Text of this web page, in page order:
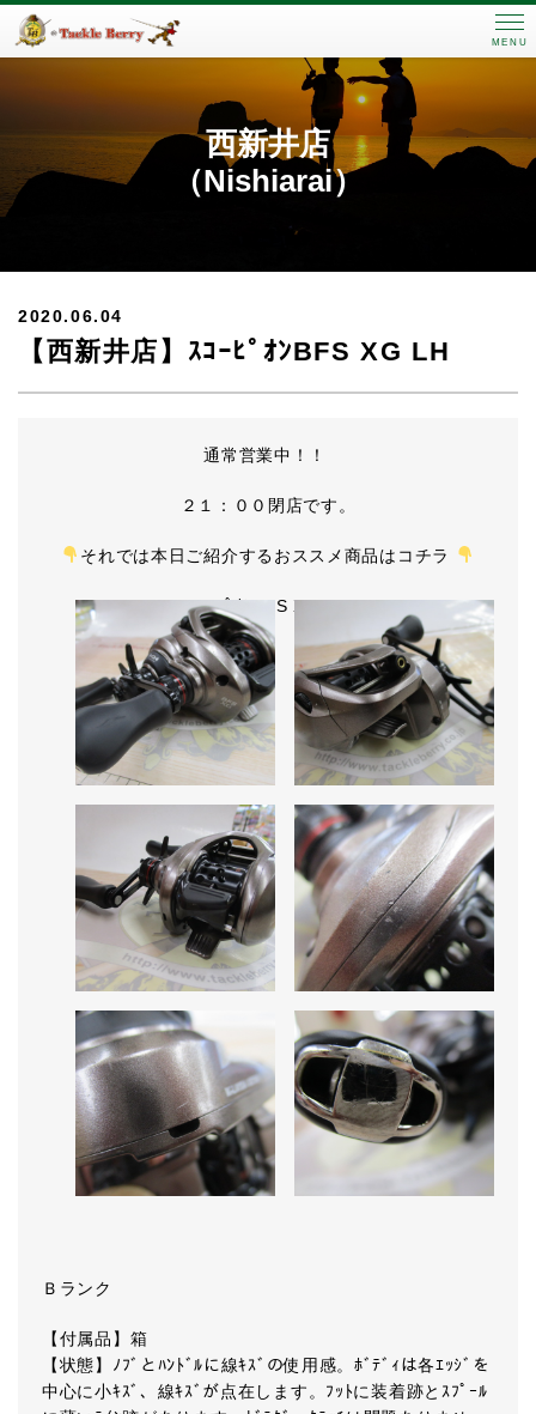
MENU
西新井店
（Nishiarai）
2020.06.04
【西新井店】ｽｺｰﾋﾟｵﾝBFS XG LH
通常営業中！！
２１：００閉店です。
それでは本日ご紹介するおススメ商品はコチラ
ｽｺｰﾋﾟｵﾝBFS XG LH
Ｂランク
【付属品】箱
【状態】ﾉﾌﾞとﾊﾝﾄﾞﾙに線ｷｽﾞの使用感。ﾎﾞﾃﾞｨは各ｴｯｼﾞを
中心に小ｷｽﾞ、線ｷｽﾞが点在します。ﾌｯﾄに装着跡とｽﾌﾟｰﾙ